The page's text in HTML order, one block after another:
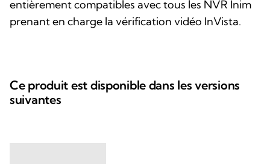
entièrement compatibles avec tous les NVR Inim
prenant en charge la vérification vidéo InVista.
Ce produit est disponible dans les versions
suivantes